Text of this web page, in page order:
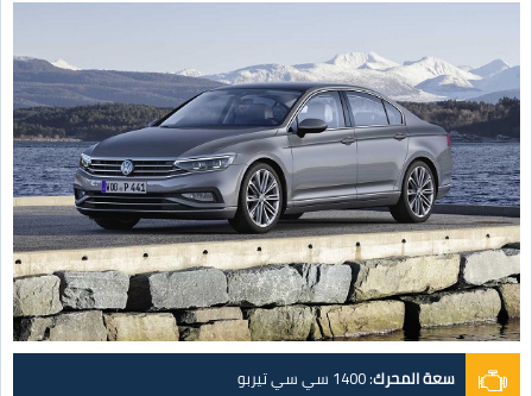
سعة المحرك:1400 سي سي تيربو